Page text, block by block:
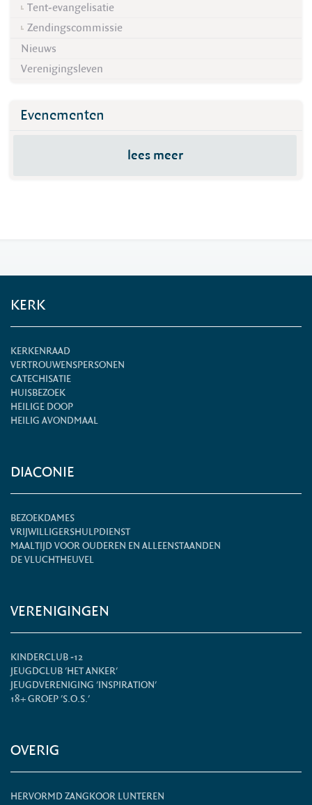
Tent-evangelisatie
Zendingscommissie
Nieuws
Verenigingsleven
Evenementen
lees meer
KERK
KERKENRAAD
VERTROUWENSPERSONEN
CATECHISATIE
HUISBEZOEK
HEILIGE DOOP
HEILIG AVONDMAAL
DIACONIE
BEZOEKDAMES
VRIJWILLIGERSHULPDIENST
MAALTIJD VOOR OUDEREN EN ALLEENSTAANDEN
DE VLUCHTHEUVEL
VERENIGINGEN
KINDERCLUB -12
JEUGDCLUB 'HET ANKER'
JEUGDVERENIGING 'INSPIRATION'
18+ GROEP 'S.O.S.'
OVERIG
HERVORMD ZANGKOOR LUNTEREN